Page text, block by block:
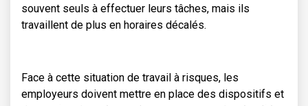
souvent seuls à effectuer leurs tâches, mais ils
travaillent de plus en horaires décalés.
Face à cette situation de travail à risques, les
employeurs doivent mettre en place des dispositifs et